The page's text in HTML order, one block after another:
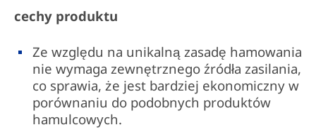
cechy produktu
Ze względu na unikalną zasadę hamowania
nie wymaga zewnętrznego źródła zasilania,
co sprawia, że jest bardziej ekonomiczny w
porównaniu do podobnych produktów
hamulcowych.